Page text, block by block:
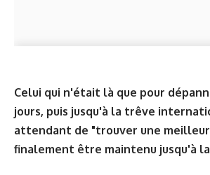
Celui qui n'était là que pour
jours, puis jusqu'à la trêve
attendant de "trouver une
finalement être maintenu jusqu'à